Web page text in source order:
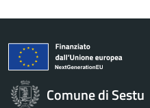
Comune di Sestu